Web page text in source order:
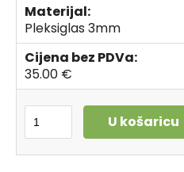
Materijal:
Pleksiglas 3mm
Cijena bez PDVa:
35.00 €
U košaricu